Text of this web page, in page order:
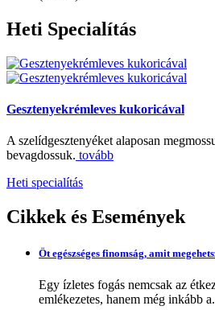
Heti Specialítás
Gesztenyekrémleves kukoricával
A szelídgesztenyéket alaposan
bevagdossuk. tovább
Heti specialítás
Cikkek és Események
Öt egészséges finomság, amit
Egy ízletes fogás nemcsak az
emlékezetes, hanem még inkább